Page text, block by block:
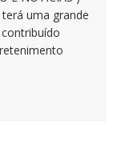
uma grande